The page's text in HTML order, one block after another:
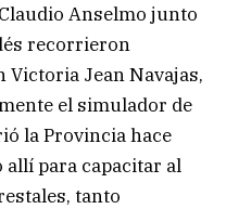
Anselmo junto
recorrieron
Jean Navajas,
el simulador de
la Provincia hace
allí para capacitar al
tanto